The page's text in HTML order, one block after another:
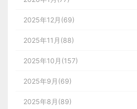
2025年12月(69)
2025年11月(88)
2025年10月(157)
2025年9月(69)
2025年8月(89)